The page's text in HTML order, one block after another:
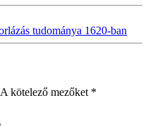
tudománya 1620-ban
A kötelező mezőket *